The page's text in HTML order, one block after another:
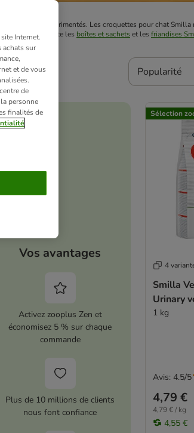
expérimentés. Les croquettes pour chat Smilla
découvrez-vite les boîtes et sachets et les friandises
Popularité
Vos avantages
Activez zooplus Zen et
économisez 5 % sur chaque
commande
Plus de 10 millions de clients
nous font confiance
Sélection
4
Smilla
Urinary
1 kg
4,79 €
4,79 € / kg
4,55 €
Avis: 4.5/5
Internet.
achats sur
et de vous
de
personne
finalités de